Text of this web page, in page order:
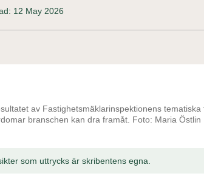
12 May 2026
av Fastighetsmäklarinspektionens tematiska
branschen kan dra framåt. Foto: Maria Östlin
som uttrycks är skribentens egna.